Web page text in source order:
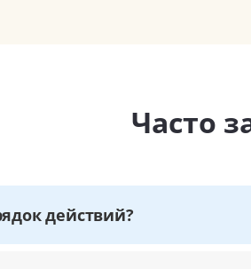
Часто
действий?